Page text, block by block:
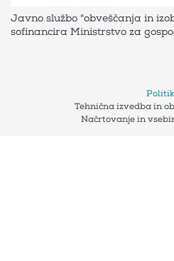
Javno službo "obveščanja in
sofinancira Ministrstvo za
Tehnična izvedba in
Načrtovanje in